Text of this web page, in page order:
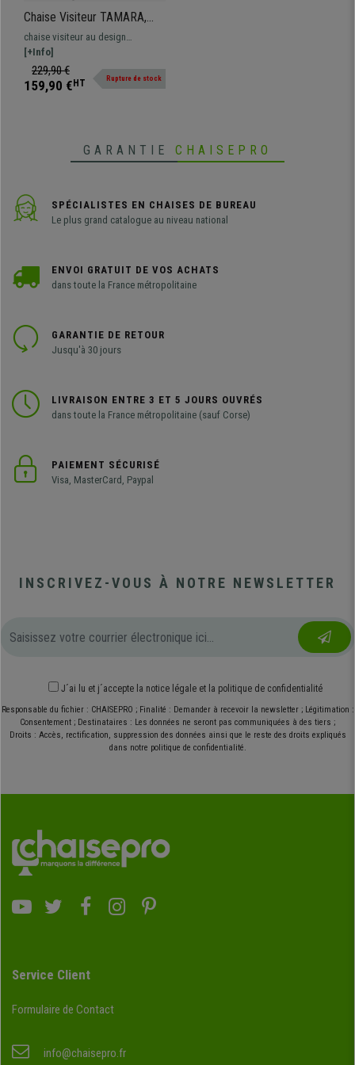
Chaise Visiteur TAMARA,
Design Moderne et
Sophistiqué, en Tissu Noir
chaise visiteur au design
moderne, revêtement en tissu.
Fonctionnelle et moderne.
[+Info]
229,90 €
159,90 € HT Rupture de stock
GARANTIE CHAISEPRO
SPÉCIALISTES EN CHAISES DE BUREAU
Le plus grand catalogue au niveau national
ENVOI GRATUIT DE VOS ACHATS
dans toute la France métropolitaine
GARANTIE DE RETOUR
Jusqu'à 30 jours
LIVRAISON ENTRE 3 ET 5 JOURS OUVRÉS
dans toute la France métropolitaine (sauf Corse)
PAIEMENT SÉCURISÉ
Visa, MasterCard, Paypal
INSCRIVEZ-VOUS À NOTRE NEWSLETTER
J´ai lu et j´accepte la notice légale et la politique de confidentialité
Responsable du fichier : CHAISEPRO ; Finalité : Demander à recevoir la newsletter ; Légitimation :
Consentement ; Destinataires : Les données ne seront pas communiquées à des tiers ;
Droits : Accès, rectification, suppression des données ainsi que le reste des droits expliqués
dans notre politique de confidentialité.
Service Client
Formulaire de Contact
info@chaisepro.fr